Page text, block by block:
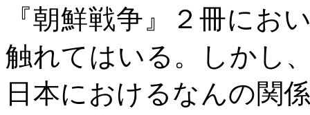
『朝鮮戦争』２冊にお
触れてはいる。しかし
日本におけるなんの関